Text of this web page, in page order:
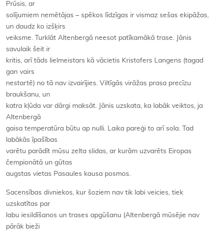
Prūsis, ar
solījumiem nemētājas – spēkos līdzīgas ir vismaz sešas ekipāžas,
un daudz ko izšķirs
veiksme. Turklāt Altenbergā neesot patīkamākā trase. Jānis
savulaik šeit ir
kritis, arī tāds lielmeistars kā vācietis Kristofers Langens (tagad
gan vairs
nestartē) no tā nav izvairījies. Viltīgās virāžas prasa precīzu
braukšanu, un
katra kļūda var dārgi maksāt. Jānis uzskata, ka labāk veiktos, ja
Altenbergā
gaisa temperatūra būtu ap nulli. Laika pareģi to arī sola. Tad
labākās īpašības
varētu parādīt mūsu zelta slidas, ar kurām uzvarēts Eiropas
čempionātā un gūtas
augstas vietas Pasaules kausa posmos.
Sacensības divniekos, kur šoziem nav tik labi veicies, tiek
uzskatītas par
labu iesildīšanos un trases apgūšanu (Altenbergā mūsējie nav
pārāk bieži